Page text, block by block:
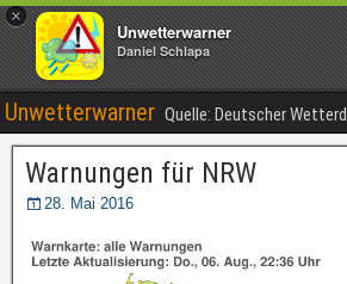
×
Unwetterwarner
Daniel Schlapa
Unwetterwarner Quelle: Deutscher
Warnungen für NRW
28. Mai 2016